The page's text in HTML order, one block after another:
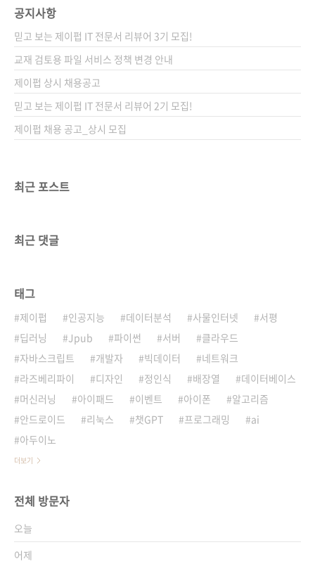
공지사항
믿고 보는 제이펍 IT 전문서 리뷰어 3기 모집!
교재 검토용 파일 서비스 정책 변경 안내
제이펍 상시 채용공고
믿고 보는 제이펍 IT 전문서 리뷰어 2기 모집!
제이펍 채용 공고_상시 모집
최근 포스트
최근 댓글
태그
제이펍 인공지능 데이터분석 사물인터넷
서평
딥러닝
Jpub 파이썬 서버
클라우드
자바스크립트
개발자 빅데이터
네트워크
라즈베리파이
디자인 정인식 배장열
데이터베이스
머신러닝
아이패드 이벤트 아이폰
알고리즘
안드로이드
리눅스 챗GPT 프로그래밍
ai
아두이노
더보기
전체 방문자
오늘
어제